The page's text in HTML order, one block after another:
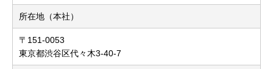
所在地（本社）
〒151-0053
東京都渋谷区代々木3-40-7